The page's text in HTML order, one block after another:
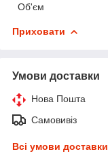
Об'єм
Приховати
Умови доставки
Нова Пошта
Самовивіз
Всі умови доставки